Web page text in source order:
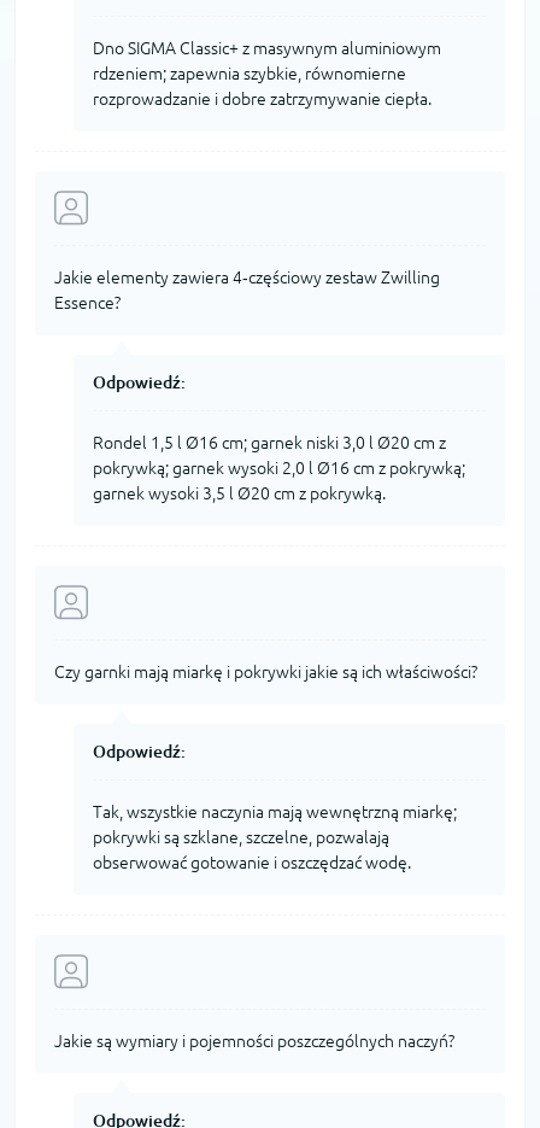
Dno SIGMA Classic+ z masywnym aluminiowym
rdzeniem; zapewnia szybkie, równomierne
rozprowadzanie i dobre zatrzymywanie ciepła.
Jakie elementy zawiera 4‑częściowy zestaw Zwilling
Essence?
Odpowiedź:
Rondel 1,5 l Ø16 cm; garnek niski 3,0 l Ø20 cm z
pokrywką; garnek wysoki 2,0 l Ø16 cm z pokrywką;
garnek wysoki 3,5 l Ø20 cm z pokrywką.
Czy garnki mają miarkę i pokrywki jakie są ich właściwości?
Odpowiedź:
Tak, wszystkie naczynia mają wewnętrzną miarkę;
pokrywki są szklane, szczelne, pozwalają
obserwować gotowanie i oszczędzać wodę.
Jakie są wymiary i pojemności poszczególnych naczyń?
Odpowiedź: